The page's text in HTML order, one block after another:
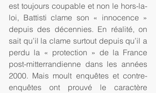
est toujours coupable et non le hors-la-
loi, Battisti clame son « innocence »
depuis des décennies. En réalité, on
sait qu’il la clame surtout depuis qu’il a
perdu la « protection » de la France
post-mitterrandienne dans les années
2000. Mais moult enquêtes et contre-
enquêtes ont prouvé le caractère